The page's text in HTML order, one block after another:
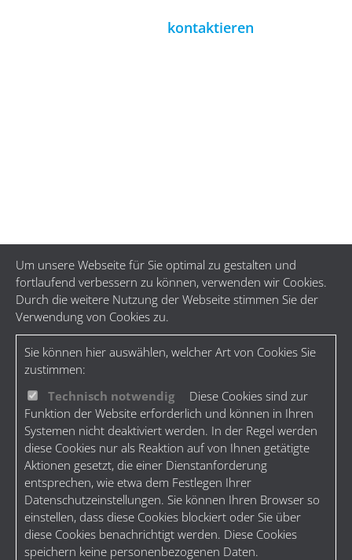
kontaktieren
Um unsere Webseite für Sie optimal zu gestalten und
fortlaufend verbessern zu können, verwenden wir Cookies.
Durch die weitere Nutzung der Webseite stimmen Sie der
Verwendung von Cookies zu.
Sie können hier auswählen, welcher Art von Cookies Sie
zustimmen:
Technisch notwendig
Diese Cookies sind zur
Funktion der Website erforderlich und können in Ihren
Systemen nicht deaktiviert werden. In der Regel werden
diese Cookies nur als Reaktion auf von Ihnen getätigte
Aktionen gesetzt, die einer Dienstanforderung
entsprechen, wie etwa dem Festlegen Ihrer
Datenschutzeinstellungen. Sie können Ihren Browser so
einstellen, dass diese Cookies blockiert oder Sie über
diese Cookies benachrichtigt werden. Diese Cookies
speichern keine personenbezogenen Daten.